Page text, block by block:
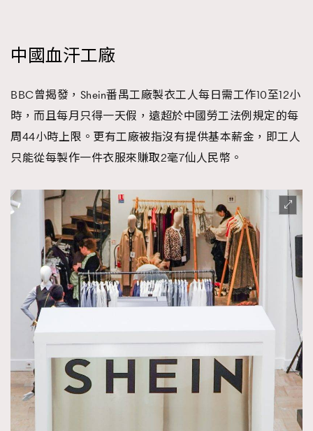
中國血汗工廠
BBC曾揭發，Shein番禺工廠製衣工人每日需工作10至12小
時，而且每月只得一天假，遠超於中國勞工法例規定的每
周44小時上限。更有工廠被指沒有提供基本薪金，即工人
只能從每製作一件衣服來賺取2毫7仙人民幣。